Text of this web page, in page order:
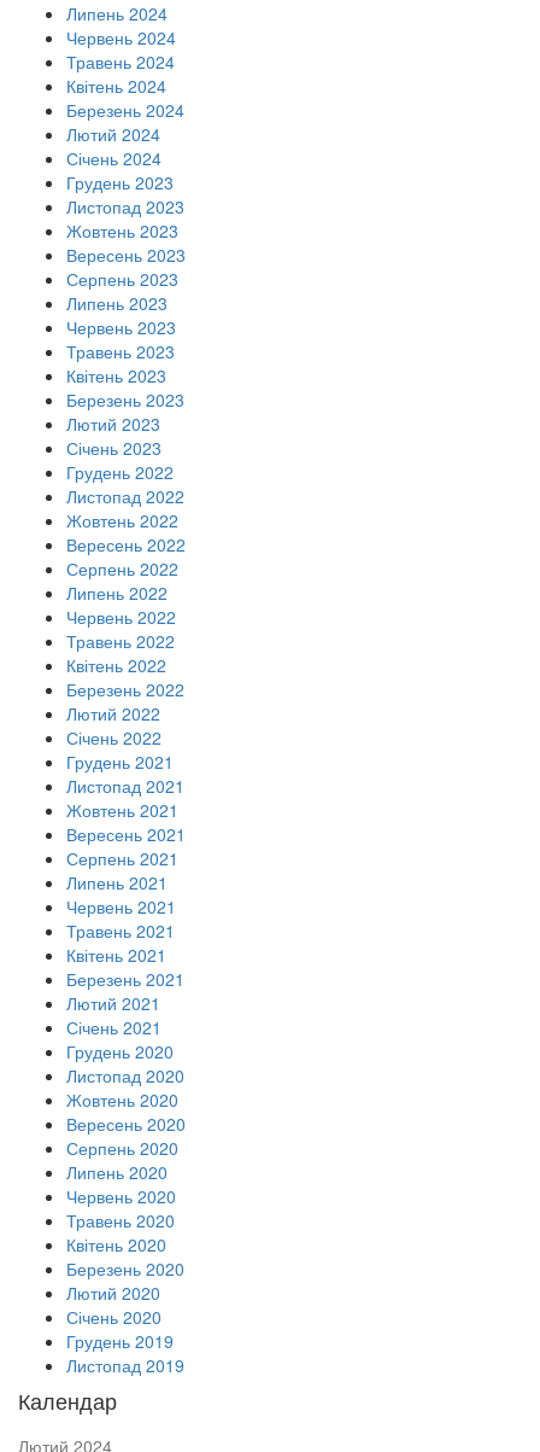
Липень 2024
Червень 2024
Травень 2024
Квітень 2024
Березень 2024
Лютий 2024
Січень 2024
Грудень 2023
Листопад 2023
Жовтень 2023
Вересень 2023
Серпень 2023
Липень 2023
Червень 2023
Травень 2023
Квітень 2023
Березень 2023
Лютий 2023
Січень 2023
Грудень 2022
Листопад 2022
Жовтень 2022
Вересень 2022
Серпень 2022
Липень 2022
Червень 2022
Травень 2022
Квітень 2022
Березень 2022
Лютий 2022
Січень 2022
Грудень 2021
Листопад 2021
Жовтень 2021
Вересень 2021
Серпень 2021
Липень 2021
Червень 2021
Травень 2021
Квітень 2021
Березень 2021
Лютий 2021
Січень 2021
Грудень 2020
Листопад 2020
Жовтень 2020
Вересень 2020
Серпень 2020
Липень 2020
Червень 2020
Травень 2020
Квітень 2020
Березень 2020
Лютий 2020
Січень 2020
Грудень 2019
Листопад 2019
Календар
Лютий 2024